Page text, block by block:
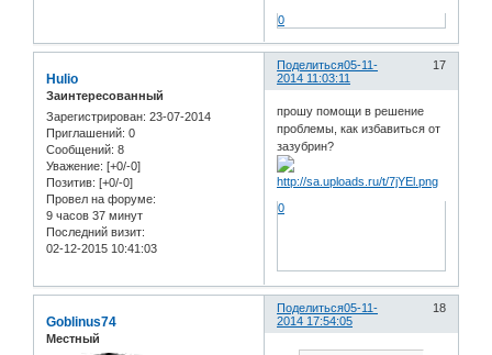
0
Поделиться 17
05-11-
2014 11:03:11
Hulio
Заинтересованный
Зарегистрирован: 23-07-2014
Приглашений: 0
Сообщений: 8
Уважение: [+0/-0]
Позитив: [+0/-0]
Провел на форуме:
9 часов 37 минут
Последний визит:
02-12-2015 10:41:03
прошу помощи в решение
проблемы, как избавиться от
зазубрин?
0
Поделиться 18
05-11-
2014 17:54:05
Goblinus74
Местный